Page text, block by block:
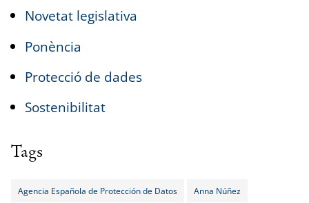
Novetat legislativa
Ponència
Protecció de dades
Sostenibilitat
Tags
Agencia Española de Protección de Datos Anna Núñez